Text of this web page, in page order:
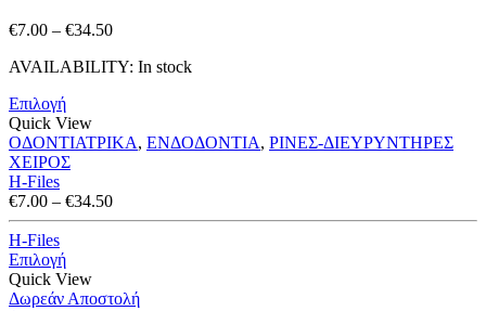
€7.00 – €34.50Price
€7.00
AVAILABILITY: In stock
Επιλογή
Quick View
ΟΔΟΝΤΙΑΤΡΙΚΑ, ΕΝΔΟΔΟΝΤΙΑ, ΡΙΝΕΣ-ΔΙΕΥΡΥΝΤΗΡΕΣ
ΧΕΙΡΟΣ
H-Files
€7.00 – €34.50Price
range:
H-Files
Επιλογή
Quick View
Δωρεάν Αποστολή